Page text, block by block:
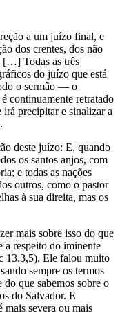
a um juízo final, e
dos crentes, dos não
[…] Todas as três
do juízo que está
o sermão — o
continuamente retratado
irá precipitar e sinalizar a
deste juízo: E, quando
os santos anjos, com
e todas as nações
outros, como o pastor
à sua direita, mas os
mais sobre isso do que
a respeito do iminente
13.3,5). Ele falou muito
sempre os termos
que sabemos sobre o
do Salvador. E
mais severa ou mais